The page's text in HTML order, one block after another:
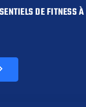
DE FITNESS À